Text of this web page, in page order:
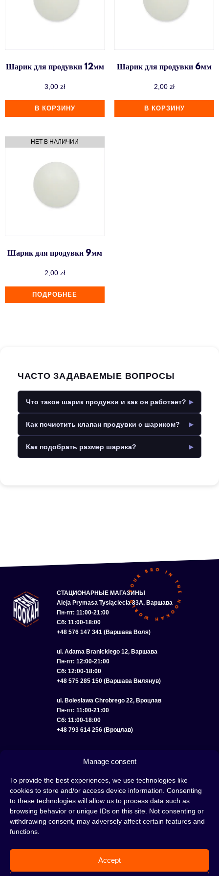
Manage consent
To provide the best experiences, we use technologies like
cookies to store and/or access device information. Consenting
to these technologies will allow us to process data such as
browsing behavior or unique IDs on this site. Not consenting or
withdrawing consent, may adversely affect certain features and
functions.
Accept
До 500 zł
Фаннелы (Phunnel)
Шарик для продувки 12мм
3,00 zł
В КОРЗИНУ
Шарик для продувки 6мм
2,00 zł
В КОРЗИНУ
Шарик для продувки 9мм
2,00 zł
ПОДРОБНЕЕ
ЧАСТО ЗАДАВАЕМЫЕ ВОПРОСЫ
Что такое шарик продувки и как он работает?
Как почистить клапан продувки с шариком?
Как подобрать размер шарика?
СТАЦИОНАРНЫЕ МАГАЗИНЫ
Aleja Prymasa Tysiąclecia 83A, Варшава
Пн-пт: 11:00-21:00
Сб: 11:00-18:00
+48 576 147 341 (Варшава Воля)
ul. Adama Branickiego 12, Варшава
Пн-пт: 12:00-21:00
Сб: 12:00-18:00
+48 575 285 150 (Варшава Вилянув)
ul. Bolesława Chrobrego 22, Вроцлав
Пн-пт: 11:00-21:00
Сб: 11:00-18:00
+48 793 614 256 (Вроцлав)
УСЛОВИЯ ИСПОЛЬЗОВАНИЯ ПОЛИТИКА COOKIE
Кальян — это отличная идея для вечера, проведенного с друзьями или в
одиночестве; это интересный ритуал, который покорил сердца многих людей.
Несмотря на то, знакомы тебе слова «кальян» или «кальянный табак» или
нет, это место идеально подходит для тебя!
е жди, а сразу отправляйся в наш